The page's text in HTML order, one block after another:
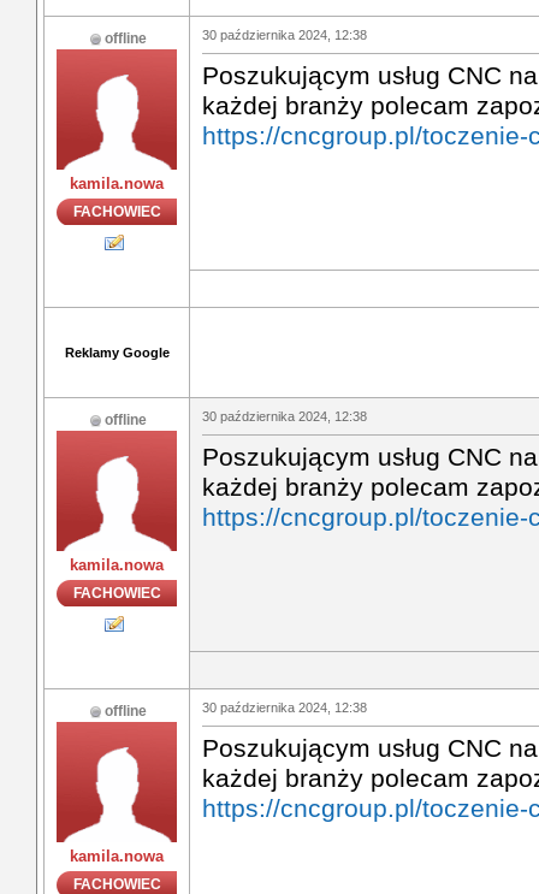
offline
kamila.nowa
FACHOWIEC
30 października 2024, 12:38
Poszukującym usług CNC
każdej branży polecam
https://cncgroup.pl/toczenie-
Reklamy Google
offline
kamila.nowa
FACHOWIEC
30 października 2024, 12:38
Poszukującym usług CNC
każdej branży polecam
https://cncgroup.pl/toczenie-
offline
kamila.nowa
FACHOWIEC
30 października 2024, 12:38
Poszukującym usług CNC
każdej branży polecam
https://cncgroup.pl/toczenie-